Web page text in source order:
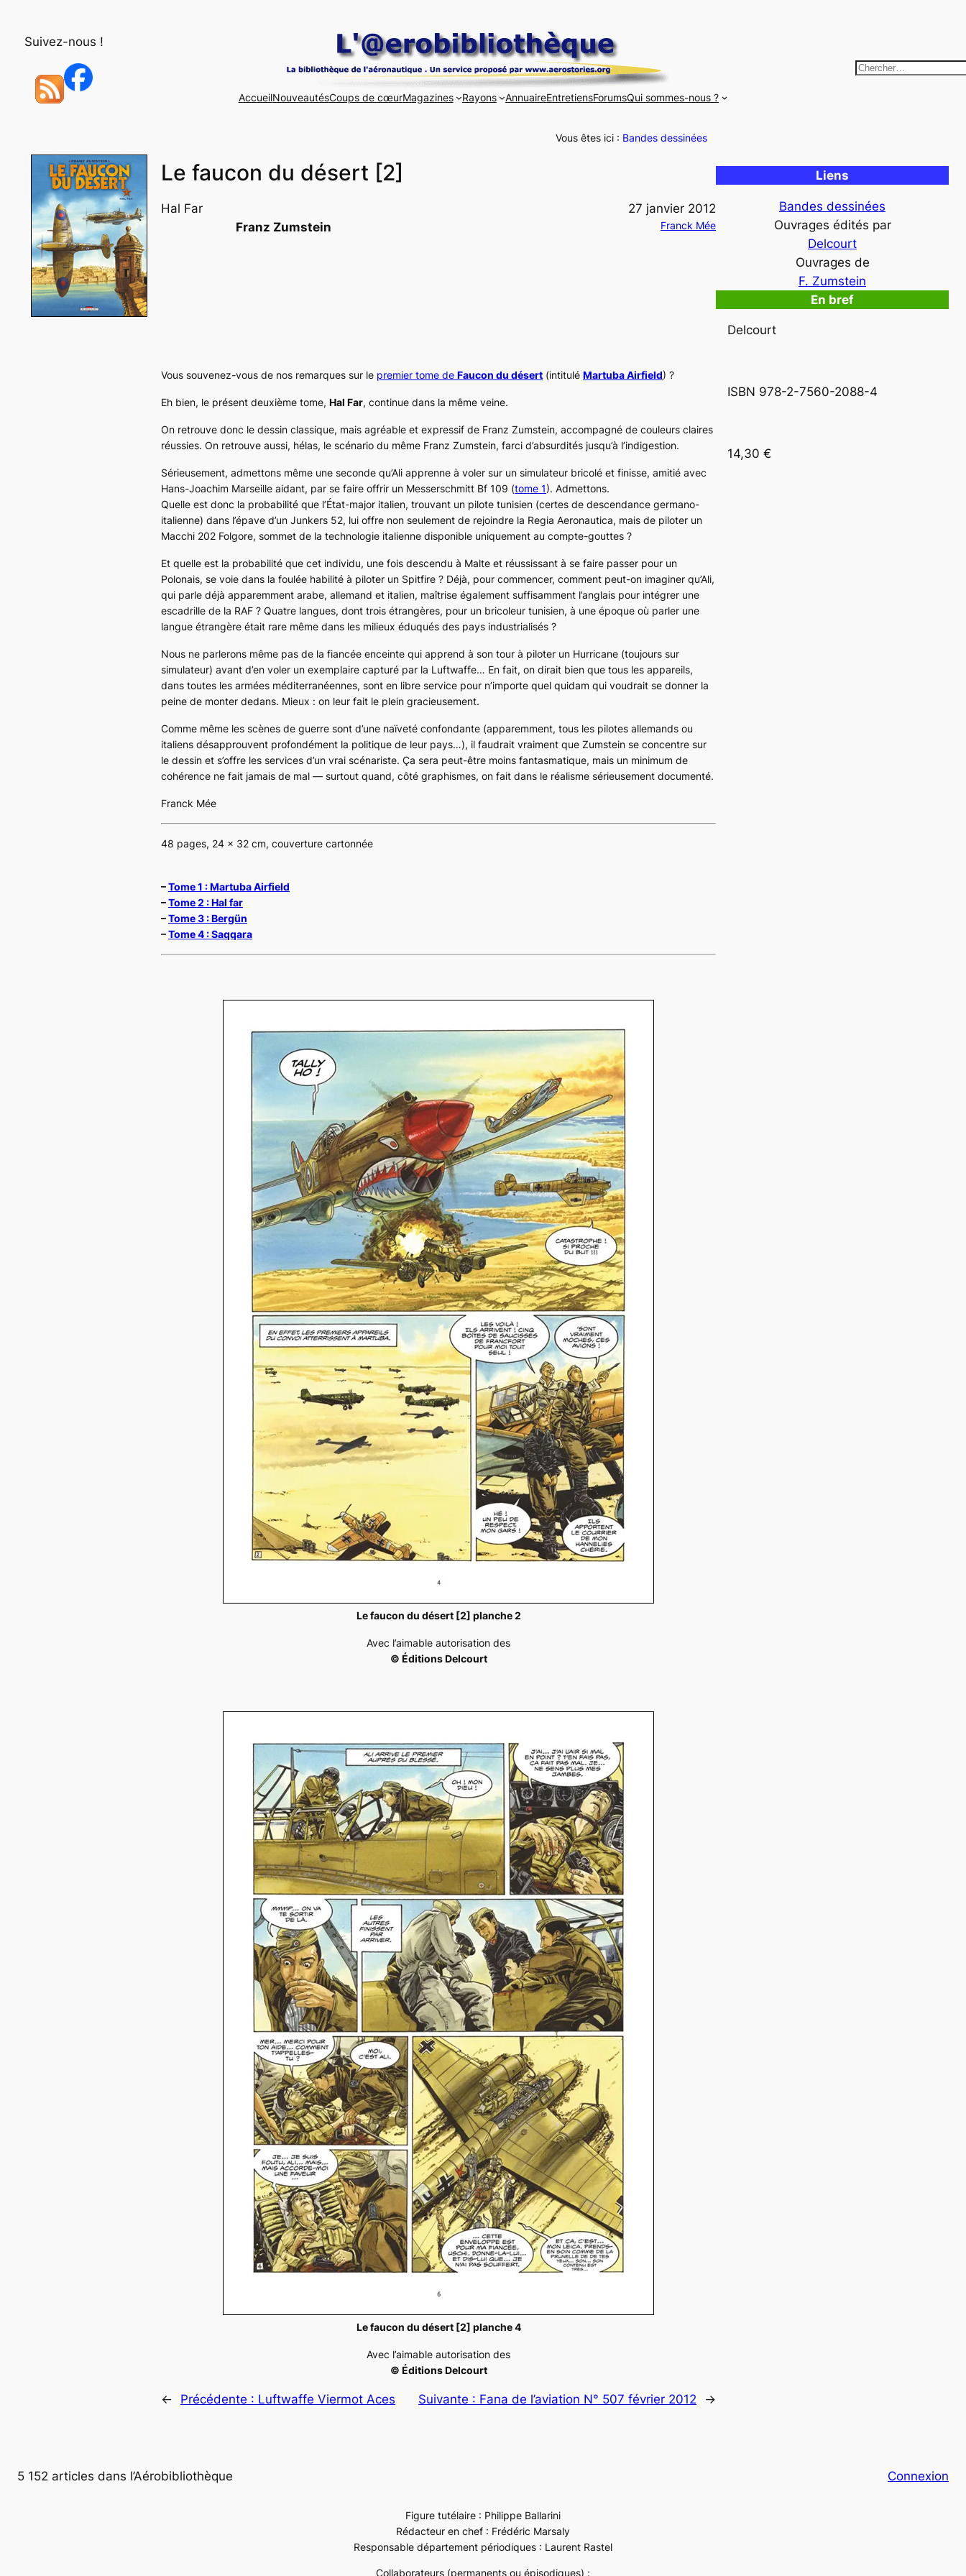
Suivez-nous !
AccueilNouveautésCoups de cœurMagazines Rayons AnnuaireEntretiensForumsQui sommes-nous ?
R
r
c
Vous êtes ici : Bandes dessinées
Le faucon du désert [2]
Hal Far
Franz Zumstein
27 janvier 2012
Franck Mée
Vous souvenez-vous de nos remarques sur le premier tome de Faucon du désert (intitulé Martuba Airfield) ?
Eh bien, le présent deuxième tome, Hal Far, continue dans la même veine.
On retrouve donc le dessin classique, mais agréable et expressif de Franz Zumstein, accompagné de couleurs claires
réussies. On retrouve aussi, hélas, le scénario du même Franz Zumstein, farci d’absurdités jusqu’à l’indigestion.
Sérieusement, admettons même une seconde qu’Ali apprenne à voler sur un simulateur bricolé et finisse, amitié avec
Hans-Joachim Marseille aidant, par se faire offrir un Messerschmitt Bf 109 (tome 1). Admettons.
Quelle est donc la probabilité que l’État-major italien, trouvant un pilote tunisien (certes de descendance germano-
italienne) dans l’épave d’un Junkers 52, lui offre non seulement de rejoindre la Regia Aeronautica, mais de piloter un
Macchi 202 Folgore, sommet de la technologie italienne disponible uniquement au compte-gouttes ?
Et quelle est la probabilité que cet individu, une fois descendu à Malte et réussissant à se faire passer pour un
Polonais, se voie dans la foulée habilité à piloter un Spitfire ? Déjà, pour commencer, comment peut-on imaginer qu’Ali,
qui parle déjà apparemment arabe, allemand et italien, maîtrise également suffisamment l’anglais pour intégrer une
escadrille de la RAF ? Quatre langues, dont trois étrangères, pour un bricoleur tunisien, à une époque où parler une
langue étrangère était rare même dans les milieux éduqués des pays industrialisés ?
Nous ne parlerons même pas de la fiancée enceinte qui apprend à son tour à piloter un Hurricane (toujours sur
simulateur) avant d’en voler un exemplaire capturé par la Luftwaffe… En fait, on dirait bien que tous les appareils,
dans toutes les armées méditerranéennes, sont en libre service pour n’importe quel quidam qui voudrait se donner la
peine de monter dedans. Mieux : on leur fait le plein gracieusement.
Comme même les scènes de guerre sont d’une naïveté confondante (apparemment, tous les pilotes allemands ou
italiens désapprouvent profondément la politique de leur pays…), il faudrait vraiment que Zumstein se concentre sur
le dessin et s’offre les services d’un vrai scénariste. Ça sera peut-être moins fantasmatique, mais un minimum de
cohérence ne fait jamais de mal — surtout quand, côté graphismes, on fait dans le réalisme sérieusement documenté.
Franck Mée
48 pages, 24 x 32 cm, couverture cartonnée
–Tome 1 : Martuba Airfield
–Tome 2 : Hal far
–Tome 3 : Bergün
–Tome 4 : Saqqara
Le faucon du désert [2] planche 2
Avec l’aimable autorisation des
© Éditions Delcourt
Le faucon du désert [2] planche 4
Avec l’aimable autorisation des
© Éditions Delcourt
← Précédente : Luftwaffe Viermot Aces Suivante : Fana de l’aviation N° 507 février 2012 →
Liens
Bandes dessinées
Ouvrages édités par
Delcourt
Ouvrages de
F. Zumstein
En bref
Delcourt
ISBN 978-2-7560-2088-4
14,30 €
5 152 articles dans l’Aérobibliothèque Connexion
Figure tutélaire : Philippe Ballarini
Rédacteur en chef : Frédéric Marsaly
Responsable département périodiques : Laurent Rastel
Collaborateurs (permanents ou épisodiques) :